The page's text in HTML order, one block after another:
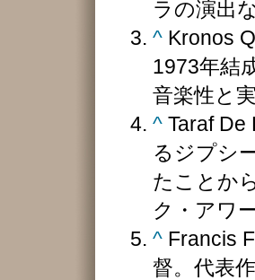
ラの演出
^ Kronos
1973年結
音楽性と
^ Taraf
るジプシ
たことか
ク・アワ
^ Francis
督。代表